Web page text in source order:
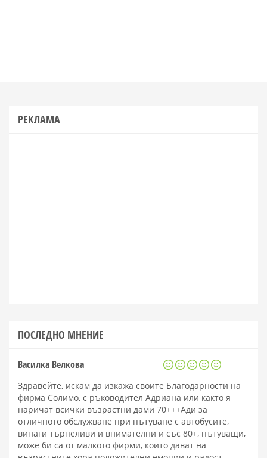
РЕКЛАМА
ПОСЛЕДНО МНЕНИЕ
Василка Велкова
Здравейте, искам да изкажа своите Благодарности на
фирма Солимо, с ръководител Адриана или както я
наричат всички възрастни дами 70+++Ади за
отличното обслужване при пътуване с автобусите,
винаги търпеливи и внимателни и със 80+, пътуващи,
може би са от малкото фирми, които дават на